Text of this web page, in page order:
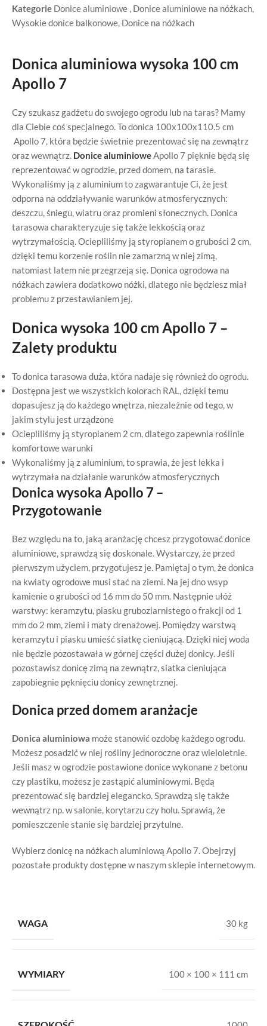
Kategorie Donice aluminiowe , Donice aluminiowe na nóżkach,
Wysokie donice balkonowe, Donice na nóżkach
Donica aluminiowa wysoka 100 cm
Apollo 7
Czy szukasz gadżetu do swojego ogrodu lub na taras? Mamy
dla Ciebie coś specjalnego. To donica 100x100x110.5 cm
Apollo 7, która będzie świetnie prezentować się na zewnątrz
oraz wewnątrz. Donice aluminioweApollo 7 pięknie będą się
reprezentować w ogrodzie, przed domem, na tarasie.
Wykonaliśmy ją z aluminium to zagwarantuje Ci, że jest
odporna na oddziaływanie warunków atmosferycznych:
deszczu, śniegu, wiatru oraz promieni słonecznych. Donica
tarasowa charakteryzuje się także lekkością oraz
wytrzymałością. Ociepliliśmy ją styropianem o grubości 2 cm,
dzięki temu korzenie roślin nie zamarzną w niej zimą,
natomiast latem nie przegrzeją się. Donica ogrodowa na
nóżkach zawiera dodatkowo nóżki, dlatego nie będziesz miał
problemu z przestawianiem jej.
Donica wysoka 100 cm Apollo 7 –
Zalety produktu
To donica tarasowa duża, która nadaje się również do ogrodu.
Dostępna jest we wszystkich kolorach RAL, dzięki temu
dopasujesz ją do każdego wnętrza, niezależnie od tego, w
jakim stylu jest urządzone
Ociepliliśmy ją styropianem 2 cm, dlatego zapewnia roślinie
komfortowe warunki
Wykonaliśmy ją z aluminium, to sprawia, że jest lekka i
wytrzymała na działanie warunków atmosferycznych
Donica wysoka Apollo 7 –
Przygotowanie
Bez względu na to, jaką aranżację chcesz przygotować donice
aluminiowe, sprawdzą się doskonale. Wystarczy, że przed
pierwszym użyciem, przygotujesz je. Pamiętaj o tym, że donica
na kwiaty ogrodowe musi stać na ziemi. Na jej dno wsyp
kamienie o grubości od 16 mm do 50 mm. Następnie ułóż
warstwy: keramzytu, piasku gruboziarnistego o frakcji od 1
mm do 2 mm, ziemi i maty drenażowej. Pomiędzy warstwą
keramzytu i piasku umieść siatkę cieniującą. Dzięki niej woda
nie będzie pozostawała w górnej części dużej donicy. Jeśli
pozostawisz donicę zimą na zewnątrz, siatka cieniująca
zapobiegnie pęknięciu donicy zewnętrznej.
Donica przed domem aranżacje
Donica aluminiowa może stanowić ozdobę każdego ogrodu.
Możesz posadzić w niej rośliny jednoroczne oraz wieloletnie.
Jeśli masz w ogrodzie postawione donice wykonane z betonu
czy plastiku, możesz je zastąpić aluminiowymi. Będą
prezentować się bardziej elegancko. Sprawdzą się także
wewnątrz np. w salonie, korytarzu czy holu. Sprawią, że
pomieszczenie stanie się bardziej przytulne.
Wybierz donicę na nóżkach aluminiową Apollo 7. Obejrzyj
pozostałe produkty dostępne w naszym sklepie internetowym.
WAGA 30 kg
WYMIARY 100 × 100 × 111 cm